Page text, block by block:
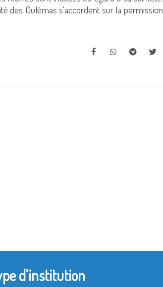
des Oulémas s'accordent sur la permission
d’institution